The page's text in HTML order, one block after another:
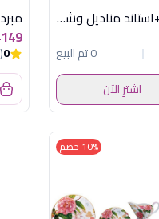
سكرية 4×1+استاند مناديل وشاي
0 تم البيع
اشترِ الآن
0
(0)
10% خصم